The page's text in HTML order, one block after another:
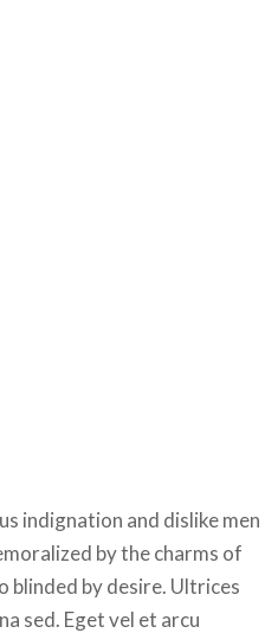
indignation and dislike men
by the charms of
blinded by desire. Ultrices
sed. Eget vel et arcu